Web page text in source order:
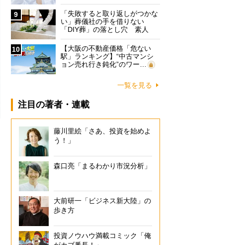
9
「失敗すると取り返しがつかな
い」葬儀社の手を借りない
「DIY葬」の落とし穴 素人
に…
10
【大阪の不動産価格「危ない
駅」ランキング】“中古マンシ
ョン売れ行き鈍化”のワー…
一覧を見る
注目の著者・連載
藤川里絵「さあ、投資を始めよ
う！」
森口亮「まるわかり市況分析」
大前研一「ビジネス新大陸」の
歩き方
投資ノウハウ満載コミック「俺